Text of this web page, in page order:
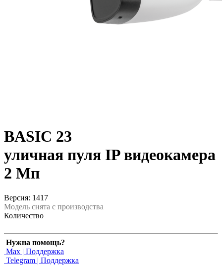
BASIC 23
уличная пуля IP видеокамера
2 Мп
Версия: 1417
Модель снята с производства
Количество
Нужна помощь?
Max | Поддержка
Telegram | Поддержка